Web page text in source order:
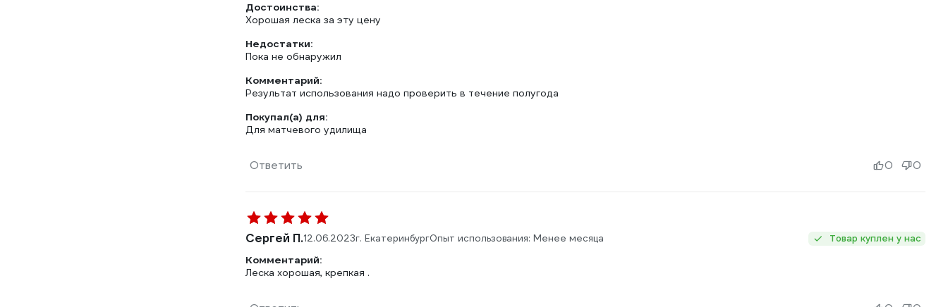
Достоинства:
Хорошая леска за эту цену
Недостатки:
Пока не обнаружил
Комментарий:
Результат использования надо проверить в течение полугода
Покупал(а) для:
Для матчевого удилища
Ответить 0 0
Сергей П.12.06.2023г. ЕкатеринбургОпыт использования: Менее месяца Товар куплен у нас
Комментарий:
Леска хорошая, крепкая .